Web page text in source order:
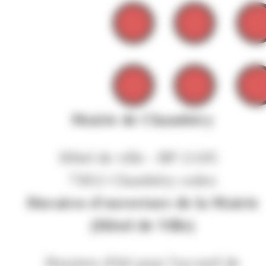
Mairie de Chambéry
Hôtel de ville - BP 11105
73011 Chambéry cedex
Horaires d'ouverture de la Mairie
(Hôtel de Ville)